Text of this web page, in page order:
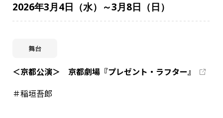
2026年3月4日（水）～3月8日（日）
舞台
＜京都公演＞ 京都劇場『プレゼント・ラフター』
＃稲垣吾郎